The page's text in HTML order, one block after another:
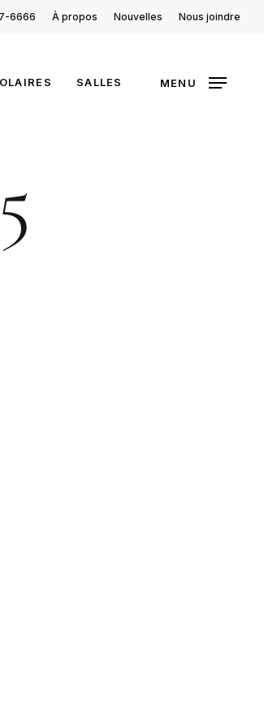
6666 À propos Nouvelles Nous joindre
SALLES MENU